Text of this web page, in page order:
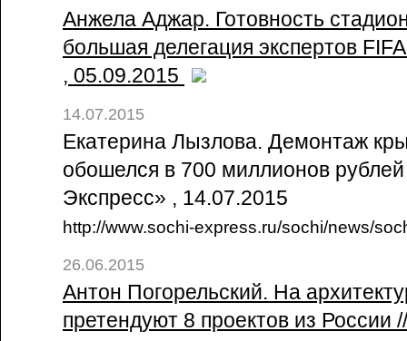
Анжела Аджар. Готовность
большая делегация экспертов
, 05.09.2015
14.07.2015
Екатерина Лызлова. Демонтаж
обошелся в 700 миллионов
Экспресс» , 14.07.2015
http://www.sochi-express.ru/sochi/news/
26.06.2015
Антон Погорельский. На
претендуют 8 проектов из